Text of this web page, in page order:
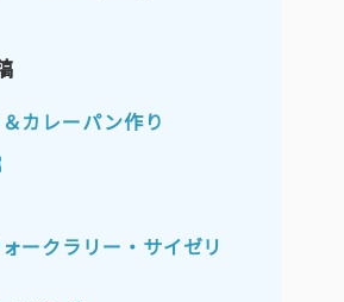
2023年6月
2022年12月
カレーパン作り
ークラリー・サイゼリ